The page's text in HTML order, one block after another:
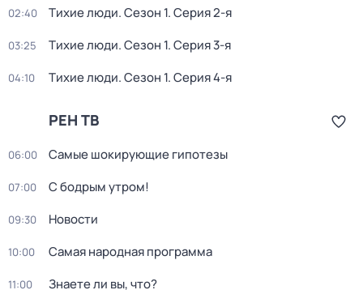
02:40 Тихие люди. Сезон 1. Серия 2-я
03:25 Тихие люди. Сезон 1. Серия 3-я
04:10 Тихие люди. Сезон 1. Серия 4-я
РЕН ТВ
06:00 Самые шoкиpующие гипотезы
07:00 С бодрым утром!
09:30 Новости
10:00 Самая народная программа
11:00 Знаете ли вы, что?